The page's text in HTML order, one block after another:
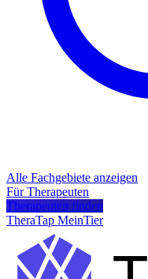
Alle Fachgebiete anzeigen
Für Therapeuten
Therapeuten finden
TheraTap MeinTier